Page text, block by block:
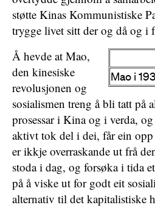
støtte Kinas Kommunistiske
trygge livet sitt der og då og i
Mao i
Å hevde at Mao,
den kinesiske
revolusjonen og
sosialismen treng å bli tatt på
prosessar i Kina og i verda,
aktivt tok del i dei, får ein
er ikkje overraskande ut frå
stoda i dag, og forsøka i tida
på å viske ut for godt eit
alternativ til det kapitalistiske